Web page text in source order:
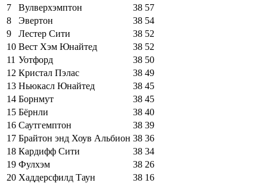
7
Вулверхэмптон 38 57
8
Эвертон 38 54
9
Лестер Сити 38 52
10 Вест Хэм Юнайтед 38 52
11 Уотфорд 38 50
12 Кристал Пэлас 38 49
13 Ньюкасл Юнайтед 38 45
14 Борнмут 38 45
15 Бёрнли 38 40
16 Саутгемптон 38 39
17 Брайтон энд Хоув Альбион 38 36
18 Кардифф Сити 38 34
19 Фулхэм 38 26
20 Хаддерсфилд Таун 38 16